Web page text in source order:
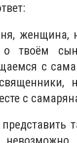
женщина,
о твоём
с
с
представить